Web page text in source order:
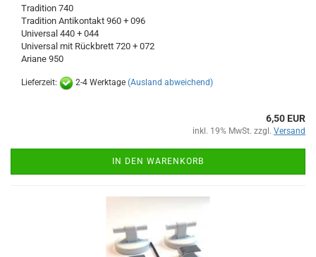
Tradition 740
Tradition Antikontakt 960 + 096
Universal 440 + 044
Universal mit Rückbrett 720 + 072
Ariane 950
Lieferzeit: 2-4 Werktage (Ausland abweichend)
6,50 EUR
inkl. 19% MwSt. zzgl. Versand
IN DEN WARENKORB